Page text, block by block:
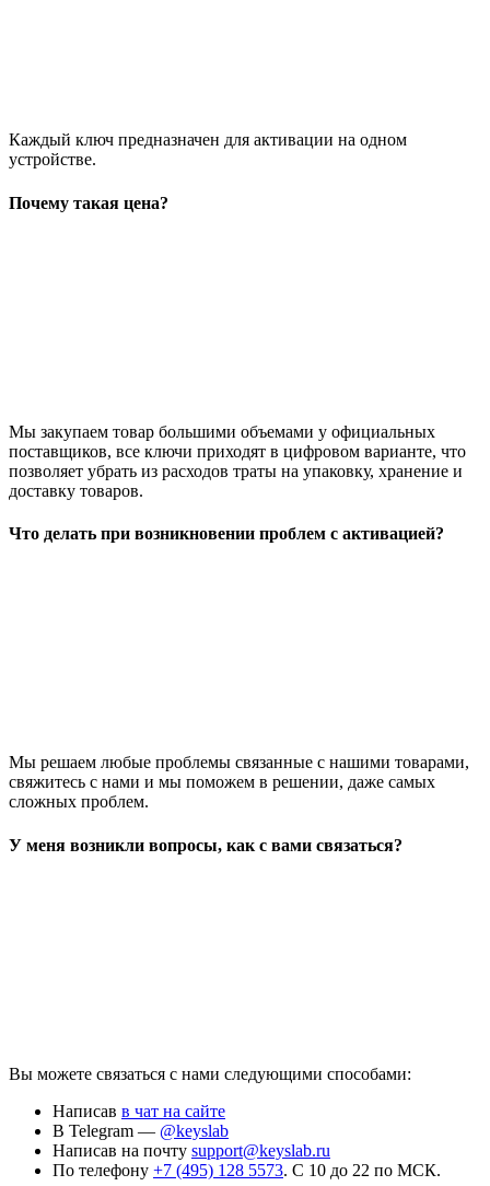
Каждый ключ предназначен для активации на одном
устройстве.
Почему такая цена?
Мы закупаем товар большими объемами у официальных
поставщиков, все ключи приходят в цифровом варианте, что
позволяет убрать из расходов траты на упаковку, хранение и
доставку товаров.
Что делать при возникновении проблем с активацией?
Мы решаем любые проблемы связанные с нашими товарами,
свяжитесь с нами и мы поможем в решении, даже самых
сложных проблем.
У меня возникли вопросы, как с вами связаться?
Вы можете связаться с нами следующими способами:
Написав в чат на сайте
В Telegram — @keyslab
Написав на почту support@keyslab.ru
По телефону +7 (495) 128 5573. С 10 до 22 по МСК.